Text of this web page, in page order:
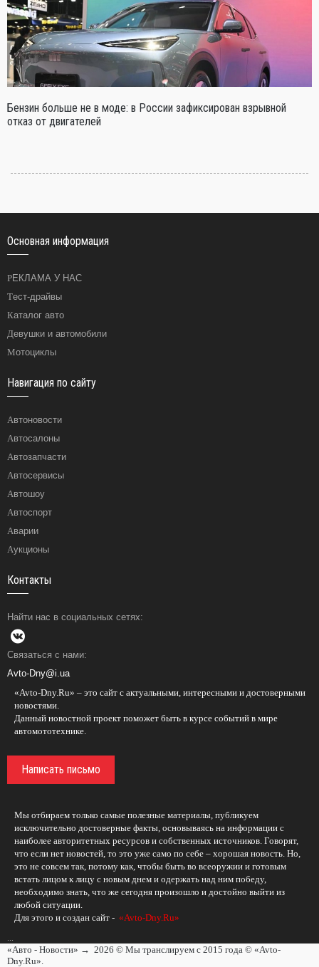
Бензин больше не в моде: в России зафиксирован взрывной
отказ от двигателей
Основная информация
РЕКЛАМА У НАС
Тест-драйвы
Каталог авто
Девушки и автомобили
Мотоциклы
Навигация по сайту
Автоновости
Автосалоны
Автозапчасти
Автосервисы
Автошоу
Автоспорт
Аварии
Аукционы
Контакты
Найти нас в социальных сетях:
Связаться с нами:
Avto-Dny@i.ua
«Avto-Dny.Ru» – это сайт с актуальными, интересными и достоверными
новостями.
Данный новостной проект поможет быть в курсе событий в мире
автомототехнике.
Написать письмо
Мы отбираем только самые полезные материалы, публикуем
исключительно достоверные факты, основываясь на информации с
наиболее авторитетных ресурсов и собственных источников. Говорят,
что если нет новостей, то это уже само по себе – хорошая новость. Но,
это не совсем так, потому как, чтобы быть во всеоружии и готовым
встать лицом к лицу с новым днем и одержать над ним победу,
необходимо знать, что же сегодня произошло и достойно выйти из
любой ситуации.
Для этого и создан сайт - «Avto-Dny.Ru»
«Авто - Новости» → 2026 © Мы транслируем с 2015 года © «Avto-
Dny.Ru».